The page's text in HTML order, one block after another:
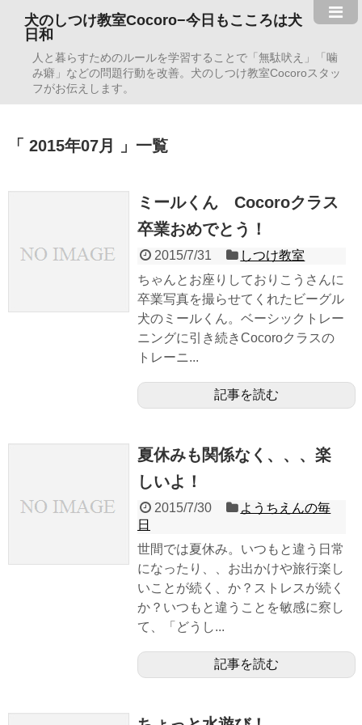
犬のしつけ教室Cocoro−今日もこころは犬
日和
人と暮らすためのルールを学習することで「無駄吠え」「噛
み癖」などの問題行動を改善。犬のしつけ教室Cocoroスタッ
フがお伝えします。
2015年07月 一覧
ミールくん Cocoroクラス
卒業おめでとう！
2015/7/31
しつけ教室
ちゃんとお座りしておりこうさんに
卒業写真を撮らせてくれたビーグル
犬のミールくん。ベーシックトレー
ニングに引き続きCocoroクラスの
トレーニ...
記事を読む
夏休みも関係なく、、、楽
しいよ！
2015/7/30
ようちえんの毎
日
世間では夏休み。いつもと違う日常
になったり、、お出かけや旅行楽し
いことが続く、か？ストレスが続く
か？いつもと違うことを敏感に察し
て、「どうし...
記事を読む